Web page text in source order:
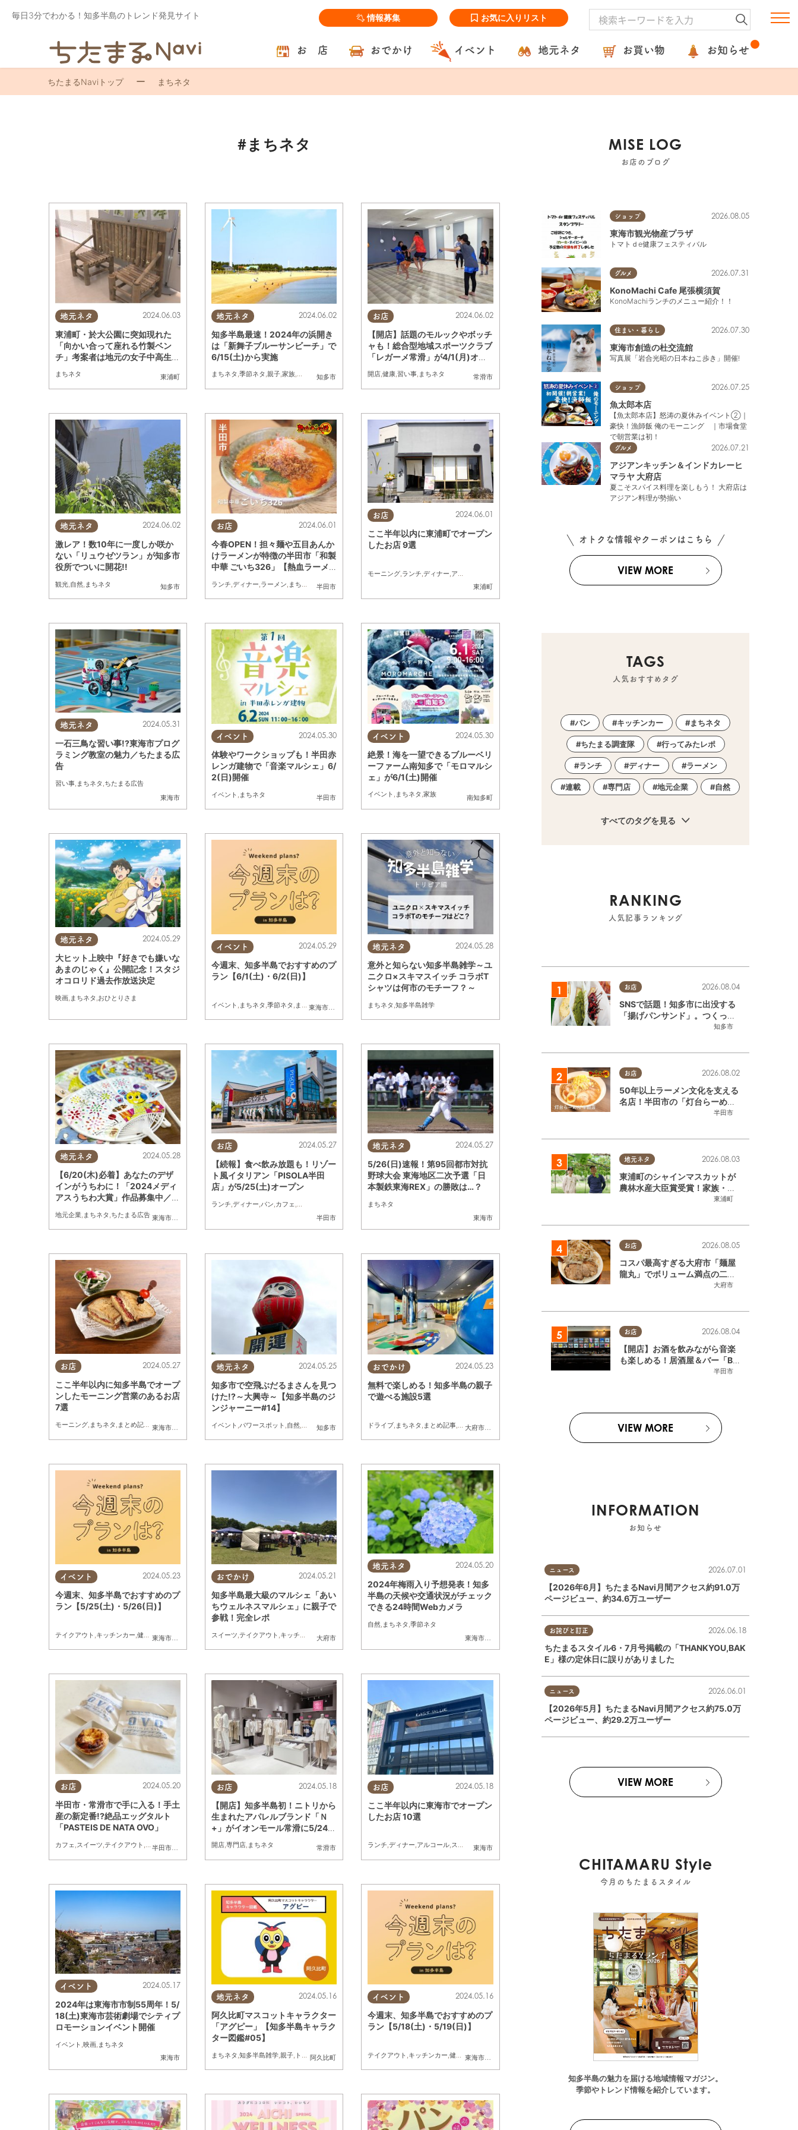
毎日3分でわかる！知多半島のトレンド発見サイト 情報募集 お気に入りリスト
お 店 おでかけ イベント 地元ネタ お買い物 お知らせ
ちたまるNaviトップ まちネタ
#まちネタ
地元ネタ
東浦町
2024.06.03
東浦町・於大公園に突如現れた
「向かい合って座れる竹製ベン
チ」考案者は地元の女子中高生だ
まちネタ
地元ネタ
知多市
2024.06.02
知多半島最速！2024年の浜開き
は「新舞子ブルーサンビーチ」で
6/15(土)から実施
まちネタ ,季節ネタ ,親子,家族,カップル,友人 ,海水浴場
お店
常滑市
2024.06.02
【開店】話題のモルックやボッチ
ャも！総合型地域スポーツクラブ
「レガーメ常滑」が4/1(月)オー
開店,健康,習い事, まちネタ
地元ネタ
知多市
2024.06.02
激レア！数10年に一度しか咲か
ない「リュウゼツラン」が知多市
役所でついに開花!!
観光,自然, まちネタ
お店
半田市
2024.06.01
今春OPEN！担々麺や五目あんか
けラーメンが特徴の半田市「和製
中華 ごいち326」【熱血ラーメ
ランチ,ディナー,ラーメン, まちネタ 連載
お店
東浦町
2024.06.01
ここ半年以内に東浦町でオープン
したお店 9選
モーニング ランチ ,ディナー アルコール テイクアウト ,健康,専門店,まちネタ まとめ記事
地元ネタ
東海市
2024.05.31
一石三鳥な習い事!?東海市プログ
ラミング教室の魅力／ちたまる広
告
習い事, まちネタ ,ちたまる広告
イベント
半田市
2024.05.30
体験やワークショップも！半田赤
レンガ建物で「音楽マルシェ」6/
2(日)開催
イベント , まちネタ
イベント
南知多町
2024.05.30
絶景！海を一望できるブルーベリ
ーファーム南知多で「モロマルシ
ェ」が6/1(土)開催
イベント , まちネタ ,家族
地元ネタ 2024.05.29
大ヒット上映中『好きでも嫌いな
あまのじゃく』公開記念！スタジ
オコロリド過去作放送決定
映画, まちネタ ,おひとりさま
イベント
東海市
,大府市 半田市,南知多町
2024.05.29
今週末、知多半島でおすすめのプ
ラン【6/1(土)・6/2(日)】
イベント まちネタ ,季節ネタ まとめ記事
地元ネタ 2024.05.28
意外と知らない知多半島雑学～ユ
ニクロ×スキマスイッチ コラボT
シャツは何市のモチーフ？～
まちネタ ,知多半島雑学
地元ネタ
東海市大府市
2024.05.28
【6/20(木)必着】あなたのデザ
インがうちわに！「2024メディ
アスうちわ大賞」作品募集中／ち
地元企業, まちネタ ,ちたまる広告
お店
半田市
2024.05.27
【続報】食べ飲み放題も！リゾー
ト風イタリアン「PISOLA半田
店」が5/25(土)オープン
ランチ,ディナー,パン,カフェ,スイーツ
地元ネタ
東海市
2024.05.27
5/26(日)速報！第95回都市対抗
野球大会 東海地区二次予選「日
本製鉄東海REX」の勝敗は…？
まちネタ
お店
東海市
,東浦町 阿久比町,常滑市 ,美浜町
2024.05.27
ここ半年以内に知多半島でオープ
ンしたモーニング営業のあるお店
7選
モーニング まちネタ まとめ記事 おひとりさま
地元ネタ
知多市
2024.05.25
知多市で空飛ぶだるまさんを見つ
けた!?～大興寺～【知多半島のジ
ンジャーニー#14】
イベント パワースポット 自然 まちネタ,季節ネタ 行ってみたレポ
おでかけ
大府市
,知多市
2024.05.23
無料で楽しめる！知多半島の親子
で遊べる施設5選
ドライブ まちネタ まとめ記事 親子
イベント
東海市半田市 常滑市,南知多町
2024.05.23
今週末、知多半島でおすすめのプ
ラン【5/25(土)・5/26(日)】
テイクアウト ,キッチンカー,健康 イベント 季節ネタ,まとめ記事
おでかけ
大府市
2024.05.21
知多半島最大級のマルシェ「あい
ちウェルネスマルシェ」に親子で
参戦！完全レポ
スイーツ,テイクアウト ,キッチンカー ,イベント
地元ネタ
東海市
, 大府市 東浦町,常滑市,南知多町
2024.05.20
2024年梅雨入り予想発表！知多
半島の天候や交通状況がチェック
できる24時間Webカメラ
自然, まちネタ ,季節ネタ
お店
半田市
,常滑市
2024.05.20
半田市・常滑市で手に入る！手土
産の新定番!?絶品エッグタルト
「PASTEIS DE NATA OVO」
カフェ スイーツ テイクアウト まちネタ
お店
常滑市
2024.05.18
【開店】知多半島初！ニトリから
生まれたアパレルブランド「Ｎ
+」がイオンモール常滑に5/24
開店,専門店, まちネタ
お店
東海市
2024.05.18
ここ半年以内に東海市でオープン
したお店 10選
ランチ,ディナー,アルコール,スイーツ ,テイクアウト
イベント
東海市
2024.05.17
2024年は東海市市制55周年！5/
18(土)東海市芸術劇場でシティプ
ロモーションイベント開催
イベント 映画 まちネタ
地元ネタ
阿久比町
2024.05.16
阿久比町マスコットキャラクター
「アグピー」【知多半島キャラク
ター図鑑#05】
まちネタ ,知多半島雑学,親子, トレンド
イベント
東海市
,大府市
2024.05.16
今週末、知多半島でおすすめのプ
ラン【5/18(土)・5/19(日)】
テイクアウト ,キッチンカー,健康 イベント
MISE LOG
お店のブログ
ショップ 2026.08.05
東海市観光物産プラザ
トマトｄe健康フェスティバル
グルメ 2026.07.31
KonoMachi Cafe 尾張横須賀
KonoMachiランチのメニュー紹介！！
住まい・暮らし 2026.07.30
東海市創造の杜交流館
写真展「岩合光昭の日本ねこ歩き」開催!
ショップ 2026.07.25
魚太郎本店
【魚太郎本店】怒涛の夏休みイベント②｜
豪快！漁師飯 俺のモーニング ｜市場食堂
で朝営業は初！
グルメ 2026.07.21
アジアンキッチン＆インドカレーヒ
マラヤ 大府店
夏こそスパイス料理を楽しもう！ 大府店は
アジアン料理が勢揃い
オトクな情報やクーポンはこちら
VIEW MORE
TAGS
人気おすすめタグ
パン キッチンカー まちネタ
ちたまる調査隊 行ってみたレポ
ランチ ディナー ラーメン
連載 専門店 地元企業 自然
すべてのタグを見る
RANKING
人気記事ランキング
お店
知多市
2026.08.04
SNSで話題！知多市に出没する
「揚げパンサンド」。つくって
いるのはお祭りお兄さん!?【ち
お店
半田市
2026.08.02
50年以上ラーメン文化を支える
名店！半田市の「灯台らーめん
半田店」へ【熱血ラーメン伝 8
地元ネタ
東浦町
2026.08.03
東浦町のシャインマスカットが
農林水産大臣賞受賞！家族・仲
間と歩んだ「水野農園」ブドウ
お店
大府市
2026.08.05
コスパ最高すぎる大府市「麺屋
龍丸」でボリューム満点の二郎
系ラーメンを堪能してきた
お店
半田市
2026.08.04
【開店】お酒を飲みながら音楽
も楽しめる！居酒屋＆バー「BL
OOMY (ブルーミー)」が7/3
VIEW MORE
INFORMATION
お知らせ
ニュース 2026.07.01
【2026年6月】ちたまるNavi月間アクセス約91.0万
ページビュー、約34.6万ユーザー
お詫びと訂正 2026.06.18
ちたまるスタイル6・7月号掲載の「THANKYOU,BAK
E」様の定休日に誤りがありました
ニュース 2026.06.01
【2026年5月】ちたまるNavi月間アクセス約75.0万
ページビュー、約29.2万ユーザー
VIEW MORE
CHITAMARU Style
今月のちたまるスタイル
知多半島の魅力を届ける地域情報マガジン。
季節やトレンド情報を紹介しています。